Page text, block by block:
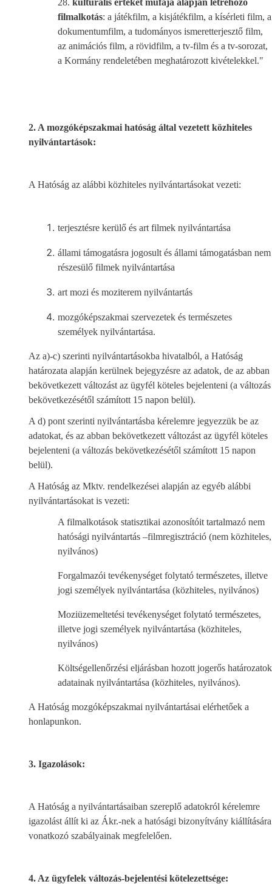
28. kulturális értéket műfaja alapján létrehozó
filmalkotás: a játékfilm, a kisjátékfilm, a kísérleti film, a
dokumentumfilm, a tudományos ismeretterjesztő film,
az animációs film, a rövidfilm, a tv-film és a tv-sorozat,
a Kormány rendeletében meghatározott kivételekkel."
2. A mozgóképszakmai hatóság által vezetett közhiteles
nyilvántartások:
A Hatóság az alábbi közhiteles nyilvántartásokat vezeti:
terjesztésre kerülő és art filmek nyilvántartása
állami támogatásra jogosult és állami támogatásban nem
részesülő filmek nyilvántartása
art mozi és moziterem nyilvántartás
mozgóképszakmai szervezetek és természetes
személyek nyilvántartása.
Az a)-c) szerinti nyilvántartásokba hivatalból, a Hatóság
határozata alapján kerülnek bejegyzésre az adatok, de az abban
bekövetkezett változást az ügyfél köteles bejelenteni (a változás
bekövetkezésétől számított 15 napon belül).
A d) pont szerinti nyilvántartásba kérelemre jegyezzük be az
adatokat, és az abban bekövetkezett változást az ügyfél köteles
bejelenteni (a változás bekövetkezésétől számított 15 napon
belül).
A Hatóság az Mktv. rendelkezései alapján az egyéb alábbi
nyilvántartásokat is vezeti:
A filmalkotások statisztikai azonosítóit tartalmazó nem
hatósági nyilvántartás –filmregisztráció (nem közhiteles,
nyilvános)
Forgalmazói tevékenységet folytató természetes, illetve
jogi személyek nyilvántartása (közhiteles, nyilvános)
Moziüzemeltetési tevékenységet folytató természetes,
illetve jogi személyek nyilvántartása (közhiteles,
nyilvános)
Költségellenőrzési eljárásban hozott jogerős határozatok
adatainak nyilvántartása (közhiteles, nyilvános).
A Hatóság mozgóképszakmai nyilvántartásai elérhetőek a
honlapunkon.
3. Igazolások:
A Hatóság a nyilvántartásaiban szereplő adatokról kérelemre
igazolást állít ki az Ákr.-nek a hatósági bizonyítvány kiállítására
vonatkozó szabályainak megfelelően.
4. Az ügyfelek változás-bejelentési kötelezettsége: